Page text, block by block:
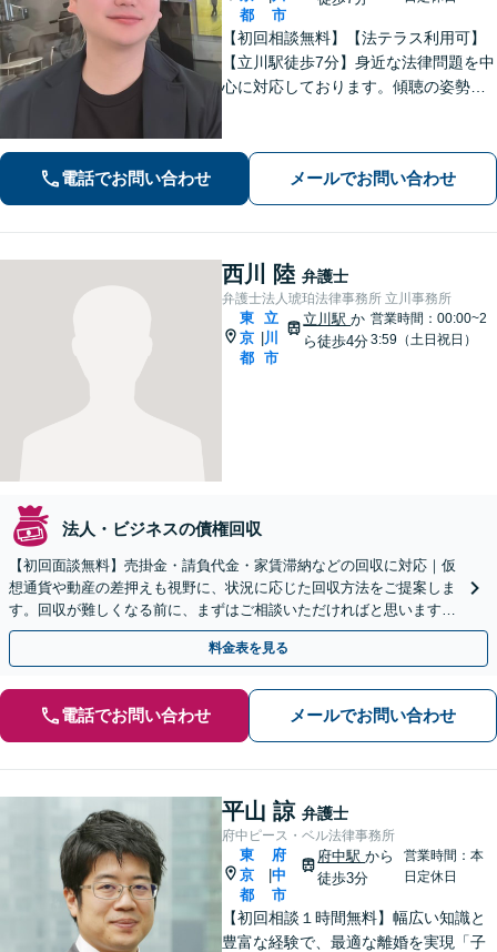
都
市
【初回相談無料】【法テラス利用可】
【立川駅徒歩7分】身近な法律問題を中
心に対応しております。傾聴の姿勢と
ましたらお気軽にご相談ください。
【電話相談可】【休日・夜間面談可】
電話でお問い合わせ メールでお問い合わせ
西川 陸 弁護士
弁護士法人琥珀法律事務所 立川事務所
東
京
都
立
川
市
立川駅か
ら徒歩4分
営業時間：00:00~2
3:59（土日祝日）
法人・ビジネスの債権回収
【初回面談無料】売掛金・請負代金・家賃滞納などの回収に対応｜仮
想通貨や動産の差押えも視野に、状況に応じた回収方法をご提案しま
す。回収が難しくなる前に、まずはご相談いただければと思います。
【電話・オンライン面談可】
料金表を見る
電話でお問い合わせ メールでお問い合わせ
平山 諒 弁護士
府中ピース・ベル法律事務所
東
京
都
府
中
市
府中駅から
徒歩3分
営業時間：本
日定休日
【初回相談１時間無料】幅広い知識と
豊富な経験で、最適な離婚を実現「子